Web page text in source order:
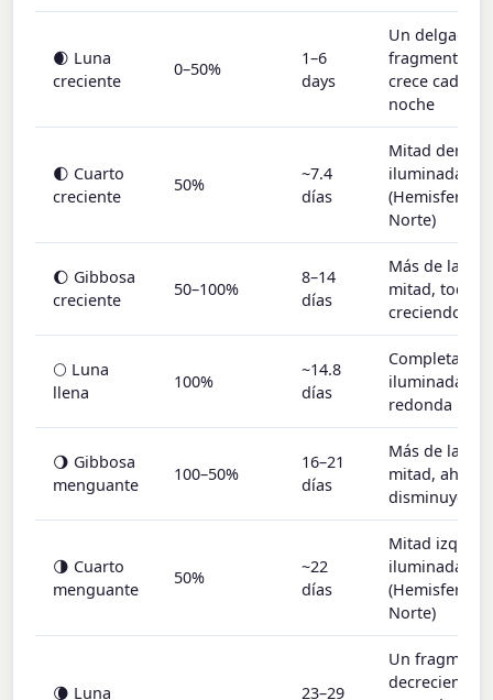
🌒 Luna
creciente
0–50%
1–6
days
Un delgado
fragmento
crece cada
noche
🌓 Cuarto
creciente
50%
~7.4
días
Mitad
iluminada
(Hemisferio
Norte)
🌔 Gibbosa
creciente
50–100%
8–14
días
Más de la
mitad,
creciendo
🌕 Luna
llena
100%
~14.8
días
iluminada y
redonda
🌖 Gibbosa
menguante
100–50%
16–21
días
Más de la
mitad, ahora
🌗 Cuarto
menguante
50%
~22
días
Mitad
iluminada
(Hemisferio
Norte)
🌘 Luna 23–29
Un
decreciente